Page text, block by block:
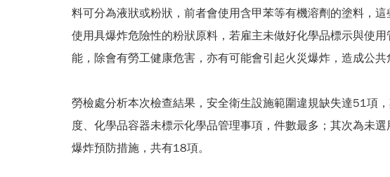
料可分為液狀或粉狀，前者會使用含甲苯等有機溶劑的塗料，
使用具爆炸危險性的粉狀原料，若雇主未做好化學品標示與使
能，除會有勞工健康危害，亦有可能會引起火災爆炸，造成公共
勞檢處分析本次檢查結果，安全衛生設施範圍違規缺失達51項
度、化學品容器未標示化學品管理事項，件數最多；其次為未
爆炸預防措施，共有18項。